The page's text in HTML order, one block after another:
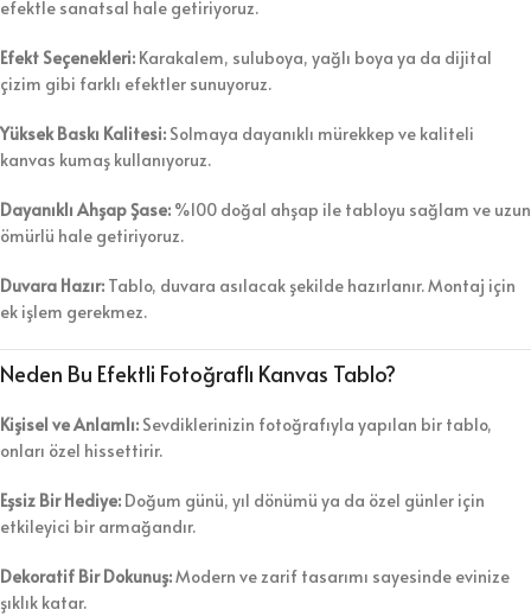
efektle sanatsal hale getiriyoruz.
Efekt Seçenekleri: Karakalem, suluboya, yağlı boya ya da dijital
çizim gibi farklı efektler sunuyoruz.
Yüksek Baskı Kalitesi: Solmaya dayanıklı mürekkep ve kaliteli
kanvas kumaş kullanıyoruz.
Dayanıklı Ahşap Şase: %100 doğal ahşap ile tabloyu sağlam ve uzun
ömürlü hale getiriyoruz.
Duvara Hazır: Tablo, duvara asılacak şekilde hazırlanır. Montaj için
ek işlem gerekmez.
Neden Bu Efektli Fotoğraflı Kanvas Tablo?
Kişisel ve Anlamlı: Sevdiklerinizin fotoğrafıyla yapılan bir tablo,
onları özel hissettirir.
Eşsiz Bir Hediye: Doğum günü, yıl dönümü ya da özel günler için
etkileyici bir armağandır.
Dekoratif Bir Dokunuş:Modern ve zarif tasarımı sayesinde evinize
şıklık katar.